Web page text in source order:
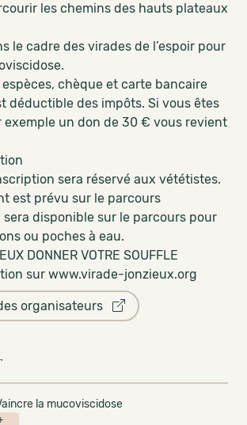
les chemins des hauts plateaux
le cadre des virades de l’espoir pour
chèque et carte bancaire
déductible des impôts. Si vous êtes
exemple un don de 30 € vous revient
sera réservé aux vététistes.
est prévu sur le parcours
sera disponible sur le parcours pour
ou poches à eau.
DONNER VOTRE SOUFFLE
sur www.virade-jonzieux.org
organisateurs
la mucoviscidose